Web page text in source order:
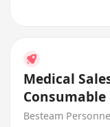
Medical
Consumable
Besteam